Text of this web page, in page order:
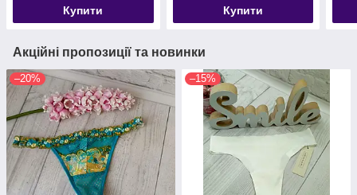
Купити Купити
Акційні пропозиції та новинки
–20% –15%